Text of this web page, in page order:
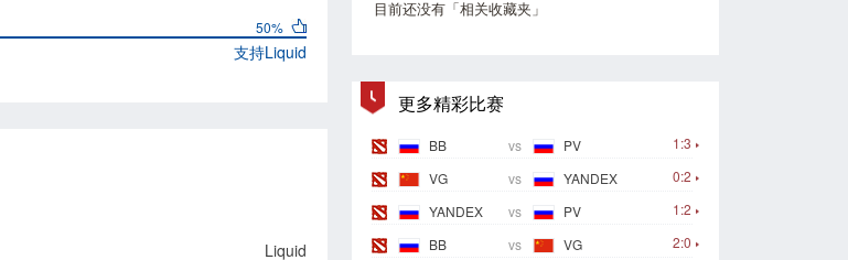
50%
支持Liquid
Liquid
目前还没有「相关收藏夹」
更多精彩比赛
1:3
BB vs
PV
0:2
VG vs
YANDEX
1:2
YANDEX vs
PV
2:0
BB vs
VG